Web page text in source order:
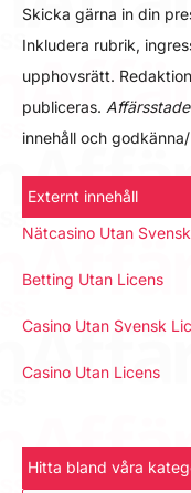
Skicka gärna in din
Inkludera rubrik,
upphovsrätt.
publiceras.
innehåll och
Externt innehåll
Nätcasino Utan
Betting Utan Licens
Casino Utan Svensk
Casino Utan Licens
Hitta bland våra